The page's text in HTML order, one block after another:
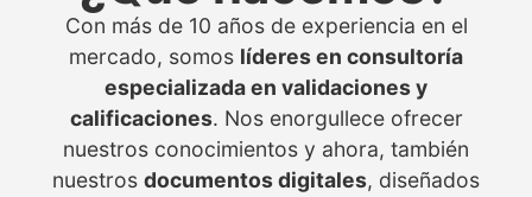
Con más de 10 años de experiencia en el
mercado, somos líderes en consultoría
especializada en validaciones y
calificaciones. Nos enorgullece ofrecer
nuestros conocimientos y ahora, también
nuestros documentos digitales, diseñados